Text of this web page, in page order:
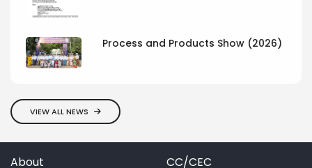
Process and Products Show (2026)
VIEW ALL NEWS
About CC/CEC